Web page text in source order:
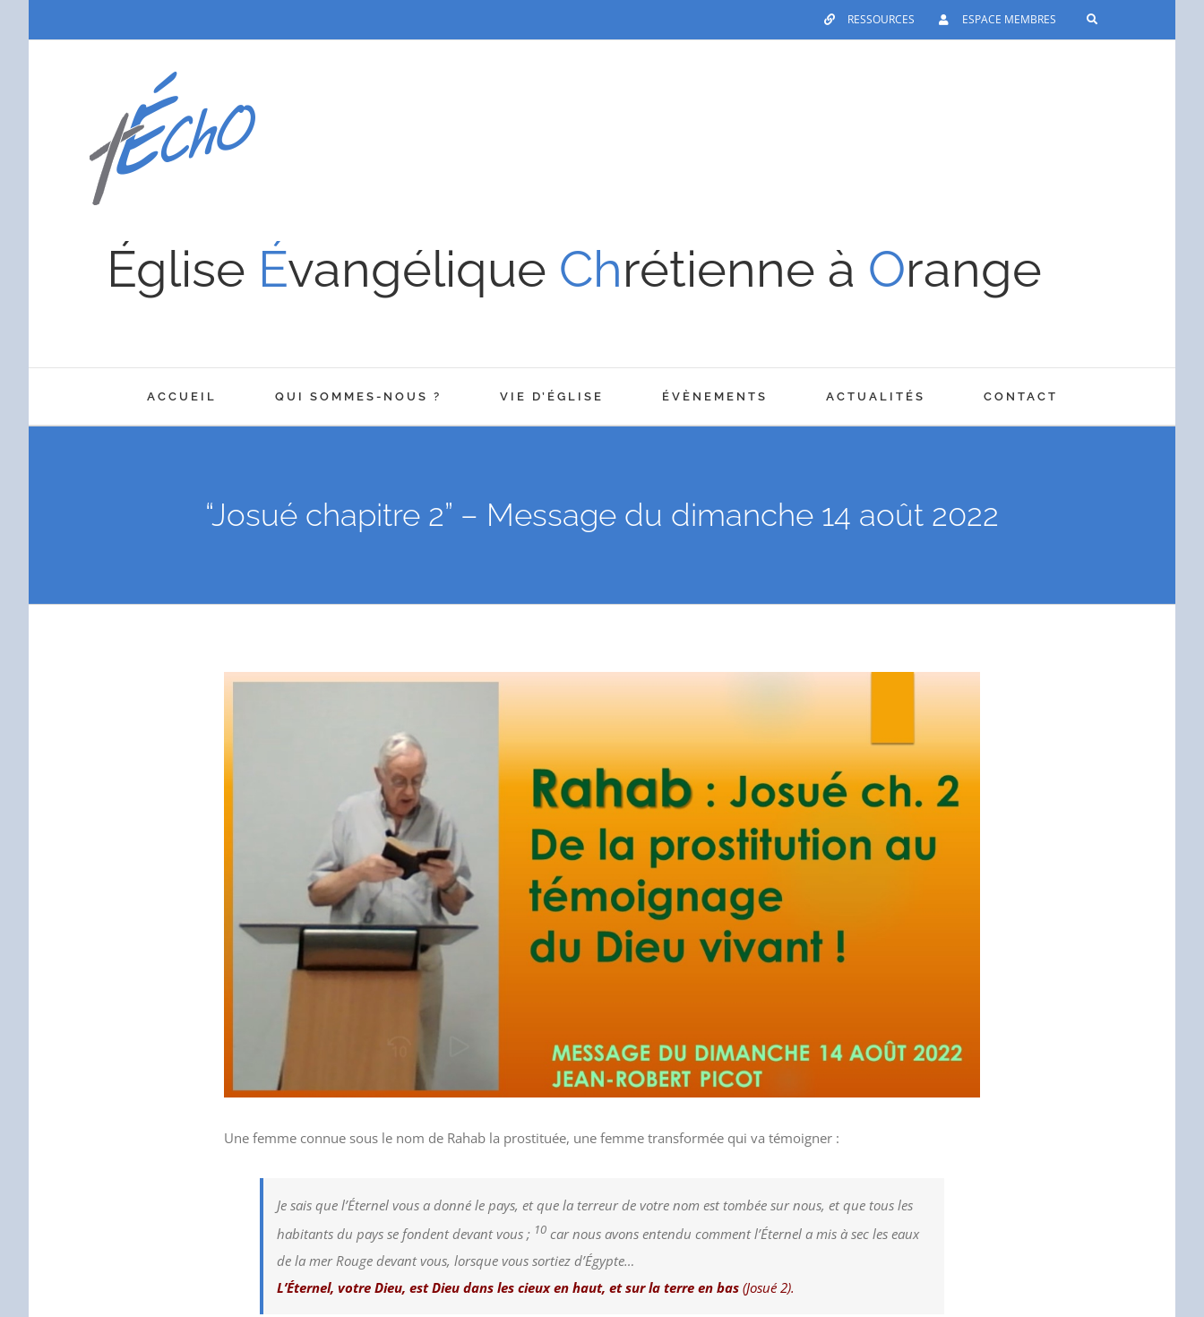
RESSOURCES ESPACE MEMBRES
Église Évangélique Chrétienne à Orange
ACCUEIL QUI SOMMES-NOUS ? VIE D’ÉGLISE ÉVÈNEMENTS ACTUALITÉS CONTACT
“Josué chapitre 2” – Message du dimanche 14 août 2022
Voir
Une femme connue sous le nom de Rahab la prostituée, une femme transformée qui va témoigner :
Je sais que l’Éternel vous a donné le pays, et que la terreur de votre nom est tombée sur nous, et que tous les
habitants du pays se fondent devant vous ; 10car nous avons entendu comment l’Éternel a mis à sec les eaux
de la mer Rouge devant vous, lorsque vous sortiez d’Égypte…
L’Éternel, votre Dieu, est Dieu dans les cieux en haut, et sur la terre en bas (Josué 2).